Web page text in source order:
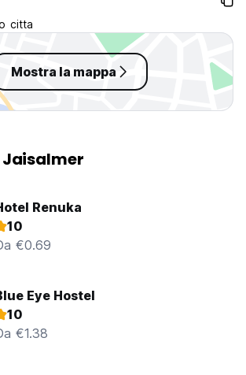
citta
Mostra la mappa
Renuka
10
€0.69
Eye Hostel
10
€1.38